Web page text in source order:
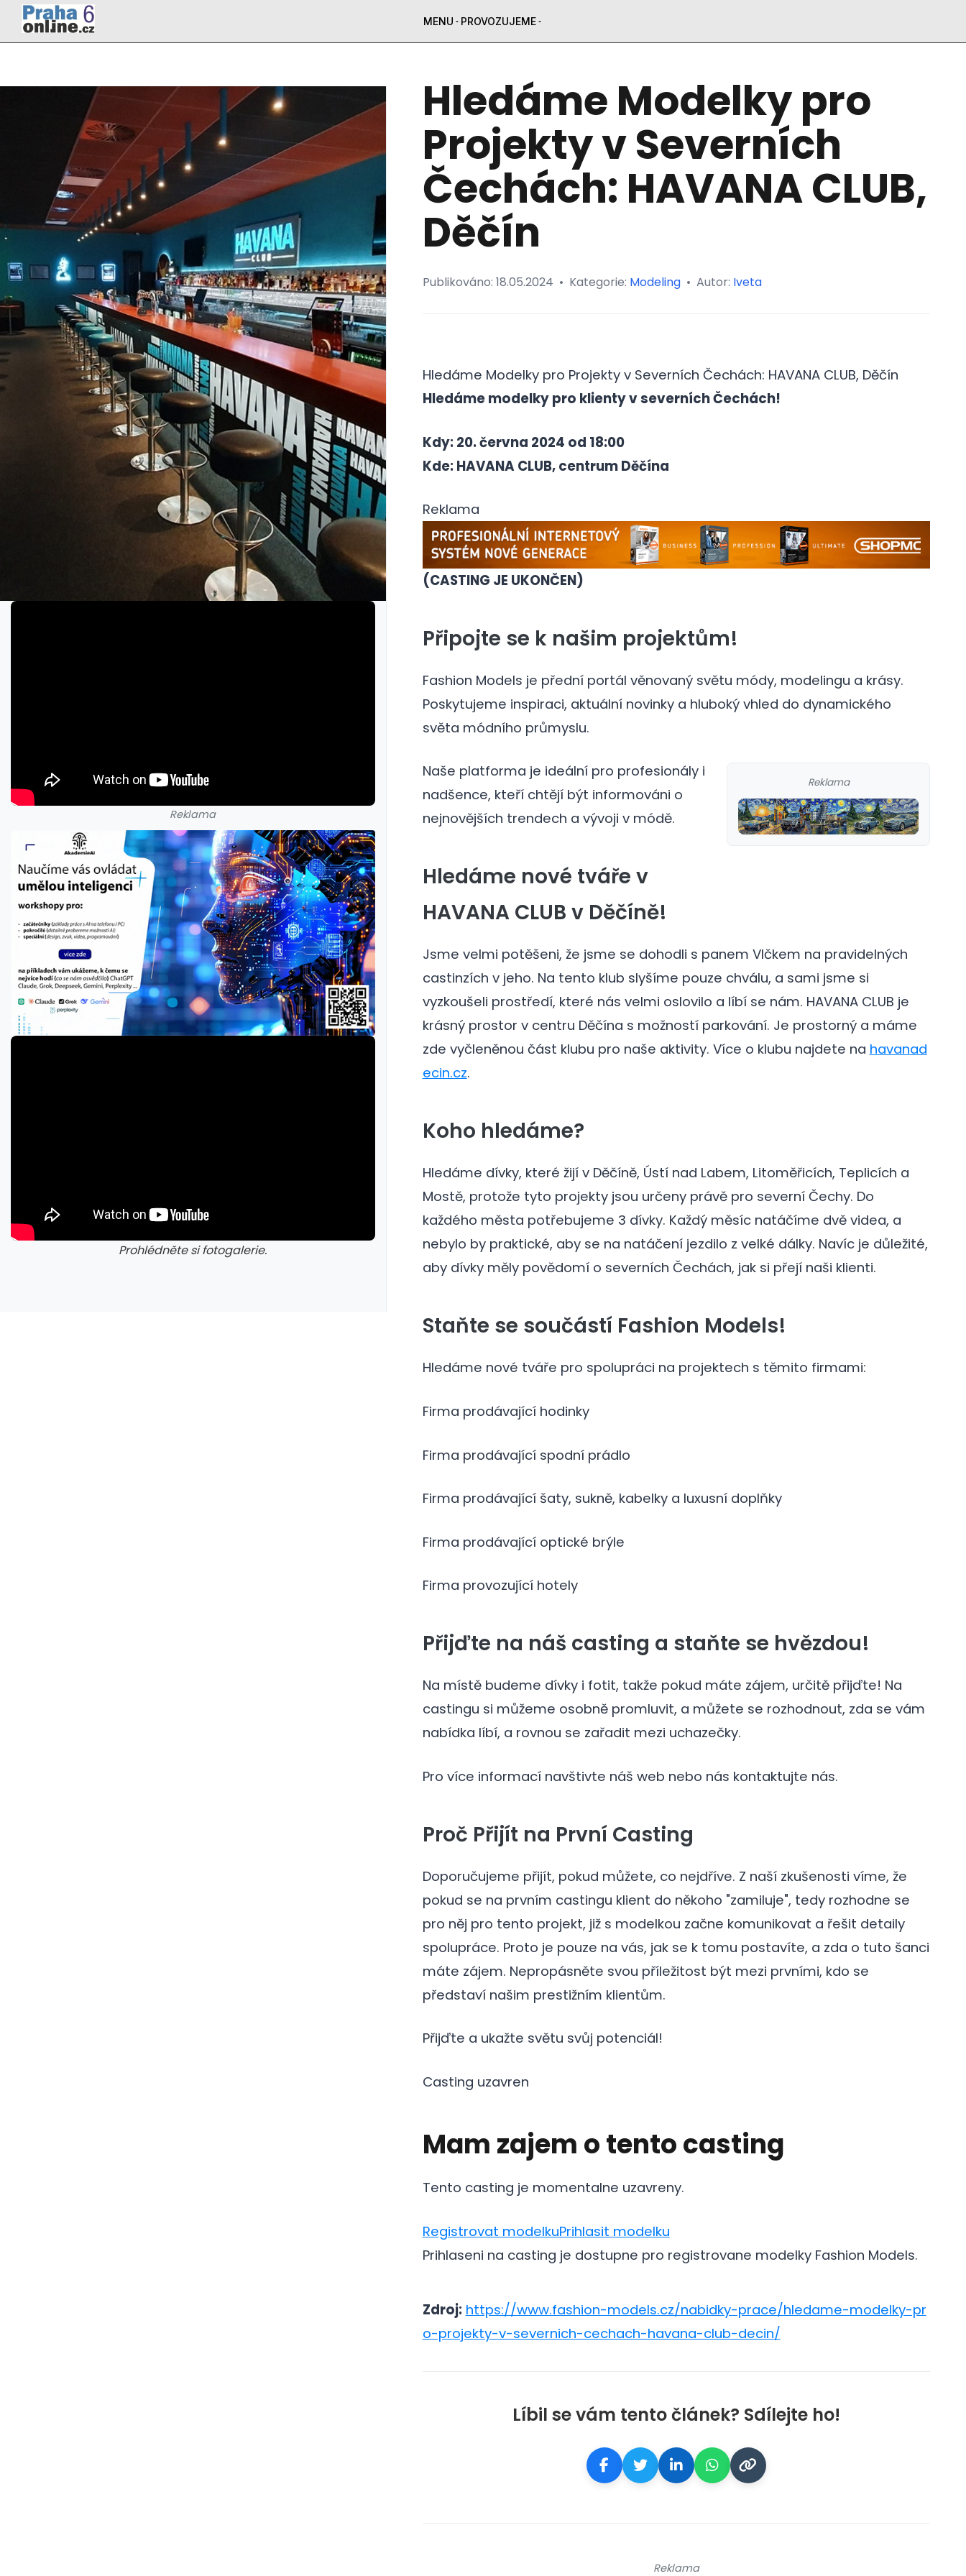
MENU PROVOZUJEME
Reklama
Prohlédněte si fotogalerie.
galerie: cviky galerie: cviky
Hledáme Modelky pro
Projekty v Severních
Čechách: HAVANA CLUB,
Děčín
Publikováno: 18.05.2024 • Kategorie: Modeling • Autor: Iveta
Hledáme Modelky pro Projekty v Severních Čechách: HAVANA CLUB, Děčín
Hledáme modelky pro klienty v severních Čechách!
Kdy: 20. června 2024 od 18:00
Kde: HAVANA CLUB, centrum Děčína
Reklama
(CASTING JE UKONČEN)
Připojte se k našim projektům!
Fashion Models je přední portál věnovaný světu módy, modelingu a krásy.
Poskytujeme inspiraci, aktuální novinky a hluboký vhled do dynamického
světa módního průmyslu.
Reklama
Naše platforma je ideální pro profesionály i
nadšence, kteří chtějí být informováni o
nejnovějších trendech a vývoji v módě.
Hledáme nové tváře v
HAVANA CLUB v Děčíně!
Jsme velmi potěšeni, že jsme se dohodli s panem Vlčkem na pravidelných
castinzích v jeho. Na tento klub slyšíme pouze chválu, a sami jsme si
vyzkoušeli prostředí, které nás velmi oslovilo a líbí se nám. HAVANA CLUB je
krásný prostor v centru Děčína s možností parkování. Je prostorný a máme
zde vyčleněnou část klubu pro naše aktivity. Více o klubu najdete na havanad
ecin.cz.
Koho hledáme?
Hledáme dívky, které žijí v Děčíně, Ústí nad Labem, Litoměřicích, Teplicích a
Mostě, protože tyto projekty jsou určeny právě pro severní Čechy. Do
každého města potřebujeme 3 dívky. Každý měsíc natáčíme dvě videa, a
nebylo by praktické, aby se na natáčení jezdilo z velké dálky. Navíc je důležité,
aby dívky měly povědomí o severních Čechách, jak si přejí naši klienti.
Staňte se součástí Fashion Models!
Hledáme nové tváře pro spolupráci na projektech s těmito firmami:
Firma prodávající hodinky
Firma prodávající spodní prádlo
Firma prodávající šaty, sukně, kabelky a luxusní doplňky
Firma prodávající optické brýle
Firma provozující hotely
Přijďte na náš casting a staňte se hvězdou!
Na místě budeme dívky i fotit, takže pokud máte zájem, určitě přijďte! Na
castingu si můžeme osobně promluvit, a můžete se rozhodnout, zda se vám
nabídka líbí, a rovnou se zařadit mezi uchazečky.
Pro více informací navštivte náš web nebo nás kontaktujte nás.
Proč Přijít na První Casting
Doporučujeme přijít, pokud můžete, co nejdříve. Z naší zkušenosti víme, že
pokud se na prvním castingu klient do někoho "zamiluje", tedy rozhodne se
pro něj pro tento projekt, již s modelkou začne komunikovat a řešit detaily
spolupráce. Proto je pouze na vás, jak se k tomu postavíte, a zda o tuto šanci
máte zájem. Nepropásněte svou příležitost být mezi prvními, kdo se
představí našim prestižním klientům.
Přijďte a ukažte světu svůj potenciál!
Casting uzavren
Mam zajem o tento casting
Tento casting je momentalne uzavreny.
Registrovat modelkuPrihlasit modelku
Prihlaseni na casting je dostupne pro registrovane modelky Fashion Models.
Zdroj: https://www.fashion-models.cz/nabidky-prace/hledame-modelky-pr
o-projekty-v-severnich-cechach-havana-club-decin/
Líbil se vám tento článek? Sdílejte ho!
Reklama